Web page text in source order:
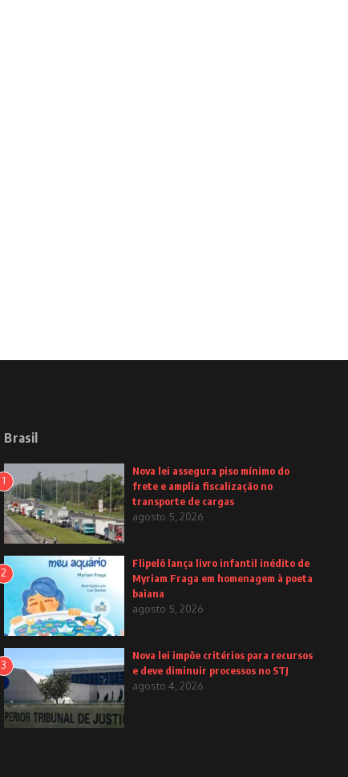
Brasil
1
Nova lei assegura piso mínimo do
frete e amplia fiscalização no
transporte de cargas
agosto 5, 2026
2
Flipelô lança livro infantil inédito de
Myriam Fraga em homenagem à poeta
baiana
agosto 5, 2026
3
Nova lei impõe critérios para recursos
e deve diminuir processos no STJ
agosto 4, 2026